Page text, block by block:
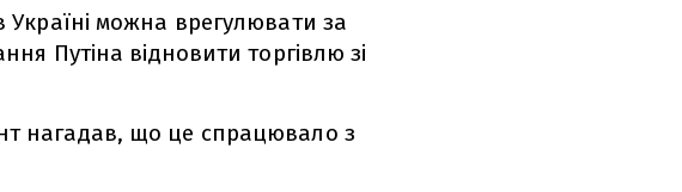
можна врегулювати за
Путіна відновити торгівлю зі
нагадав, що це спрацювало з